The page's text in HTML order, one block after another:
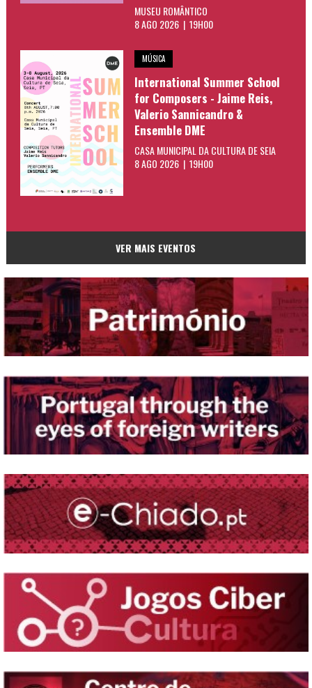
MUSEU ROMÂNTICO
8 AGO 2026 | 19H00
MÚSICA
International Summer School
for Composers - Jaime Reis,
Valerio Sannicandro &
Ensemble DME
CASA MUNICIPAL DA CULTURA DE SEIA
8 AGO 2026 | 19H00
VER MAIS EVENTOS